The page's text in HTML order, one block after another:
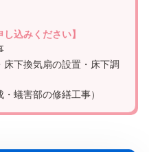
込みください】
下換気扇の設置・床下調
蟻害部の修繕工事）